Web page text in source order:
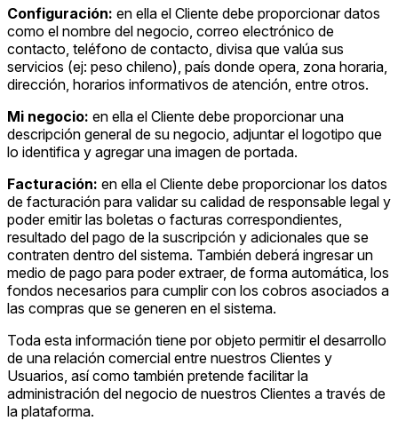
Configuración: en ella el Cliente debe proporcionar datos
como el nombre del negocio, correo electrónico de
contacto, teléfono de contacto, divisa que valúa sus
servicios (ej: peso chileno), país donde opera, zona horaria,
dirección, horarios informativos de atención, entre otros.
Mi negocio: en ella el Cliente debe proporcionar una
descripción general de su negocio, adjuntar el logotipo que
lo identifica y agregar una imagen de portada.
Facturación: en ella el Cliente debe proporcionar los datos
de facturación para validar su calidad de responsable legal y
poder emitir las boletas o facturas correspondientes,
resultado del pago de la suscripción y adicionales que se
contraten dentro del sistema. También deberá ingresar un
medio de pago para poder extraer, de forma automática, los
fondos necesarios para cumplir con los cobros asociados a
las compras que se generen en el sistema.
Toda esta información tiene por objeto permitir el desarrollo
de una relación comercial entre nuestros Clientes y
Usuarios, así como también pretende facilitar la
administración del negocio de nuestros Clientes a través de
la plataforma.